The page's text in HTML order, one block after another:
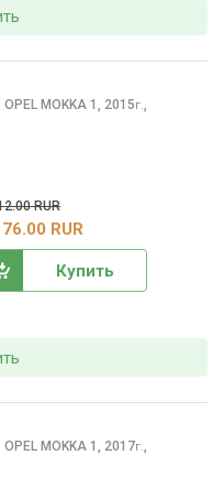
OPEL MOKKA 1, 2015г.,
RUR
RUR
Купить
OPEL MOKKA 1, 2017г.,